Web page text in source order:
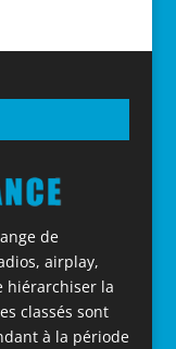
de
airplay,
hiérarchiser la
classés sont
à la période